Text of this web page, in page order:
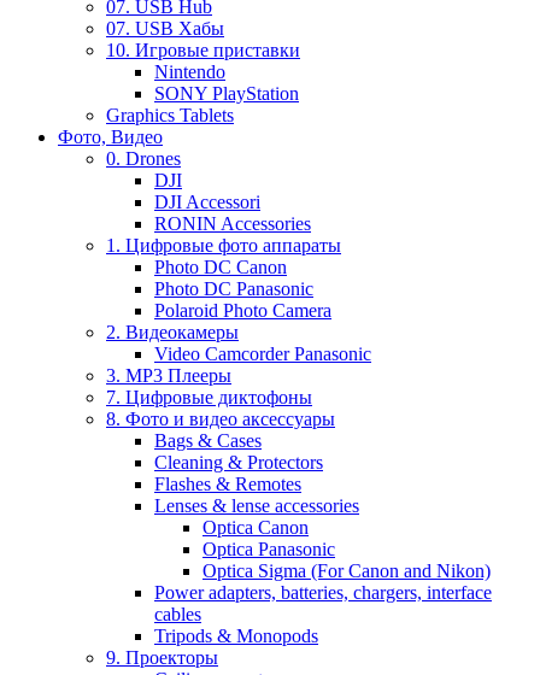
07. USB Hub
07. USB Хабы
10. Игровые приставки
Nintendo
SONY PlayStation
Graphics Tablets
Фото, Видео
0. Drones
DJI
DJI Accessori
RONIN Accessories
1. Цифровые фото аппараты
Photo DC Canon
Photo DC Panasonic
Polaroid Photo Camera
2. Видеокамеры
Video Camcorder Panasonic
3. MP3 Плееры
7. Цифровые диктофоны
8. Фото и видео аксессуары
Bags & Cases
Cleaning & Protectors
Flashes & Remotes
Lenses & lense accessories
Optica Canon
Optica Panasonic
Optica Sigma (For Canon and Nikon)
Power adapters, batteries, chargers, interface
cables
Tripods & Monopods
9. Проекторы